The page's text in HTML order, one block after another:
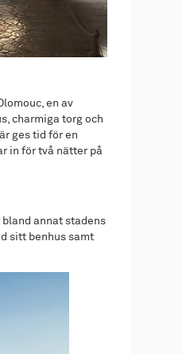
en av
charmiga torg och
ges tid för en
in för två nätter på
bland annat stadens
sitt benhus samt